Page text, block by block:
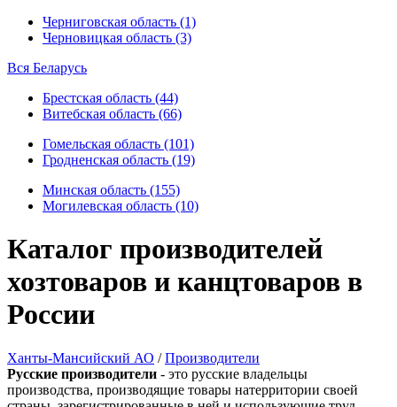
Черниговская область (1)
Черновицкая область (3)
Вся Беларусь
Брестская область (44)
Витебская область (66)
Гомельская область (101)
Гродненская область (19)
Минская область (155)
Могилевская область (10)
Каталог производителей
хозтоваров и канцтоваров в
России
Ханты-Мансийский АО /Производители
Русские производители - это русские владельцы
производства, производящие товары натерритории своей